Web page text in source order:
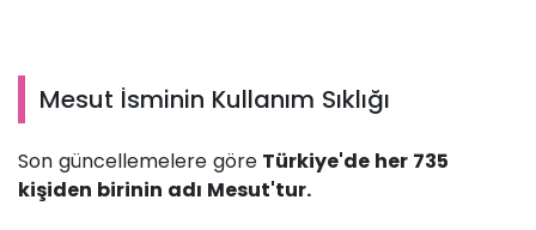
Mesut İsminin Kullanım Sıklığı
Son güncellemelere göre Türkiye'de her 735
kişiden birinin adı Mesut'tur.